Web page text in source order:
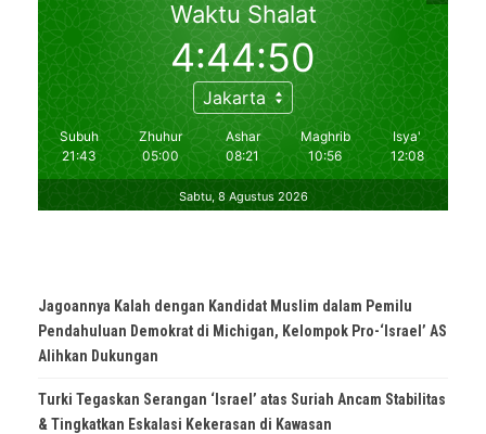
Jagoannya Kalah dengan Kandidat Muslim dalam Pemilu
Pendahuluan Demokrat di Michigan, Kelompok Pro-‘Israel’ AS
Alihkan Dukungan
Turki Tegaskan Serangan ‘Israel’ atas Suriah Ancam Stabilitas
& Tingkatkan Eskalasi Kekerasan di Kawasan